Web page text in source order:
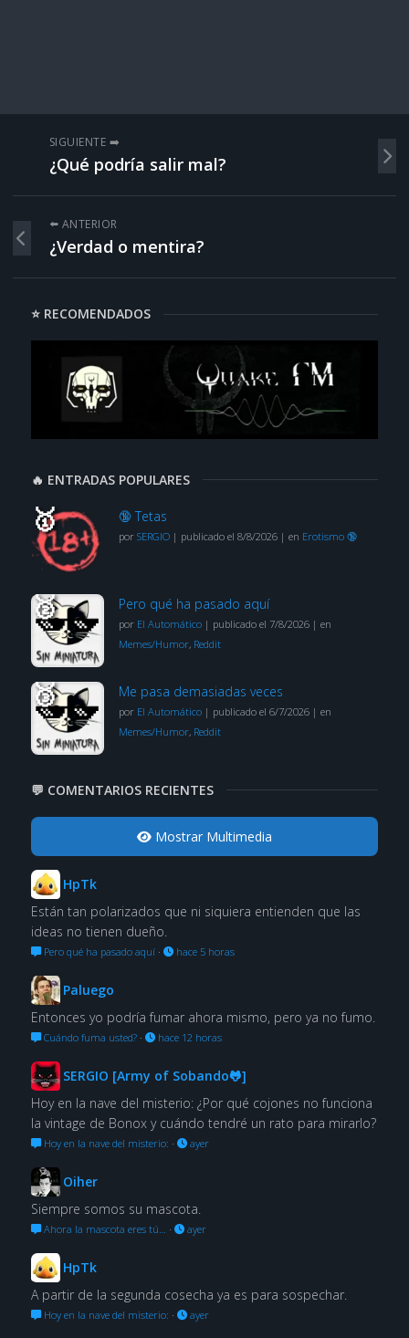
SIGUIENTE ➡️
¿Qué podría salir mal?
⬅️ ANTERIOR
¿Verdad o mentira?
⭐ RECOMENDADOS
🔥 ENTRADAS POPULARES
🔞 Tetas
por SERGIO| publicado el 8/8/2026| en Erotismo 🔞
Pero qué ha pasado aquí
por El Automático| publicado el 7/8/2026| en
Memes/Humor, Reddit
Me pasa demasiadas veces
por El Automático| publicado el 6/7/2026| en
Memes/Humor, Reddit
💬 COMENTARIOS RECIENTES
Mostrar Multimedia
HpTk
Están tan polarizados que ni siquiera entienden que las
ideas no tienen dueño.
Pero qué ha pasado aquí· hace 5 horas
Paluego
Entonces yo podría fumar ahora mismo, pero ya no fumo.
Cuándo fuma usted?· hace 12 horas
SERGIO [Army of Sobando🐸]
Hoy en la nave del misterio: ¿Por qué cojones no funciona
la vintage de Bonox y cuándo tendré un rato para mirarlo?
Hoy en la nave del misterio: · ayer
Oiher
Siempre somos su mascota.
Ahora la mascota eres tú… · ayer
HpTk
A partir de la segunda cosecha ya es para sospechar.
Hoy en la nave del misterio: · ayer